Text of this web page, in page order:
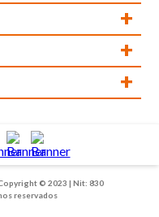
+
+
+
© 2023 | Nit: 830
reservados